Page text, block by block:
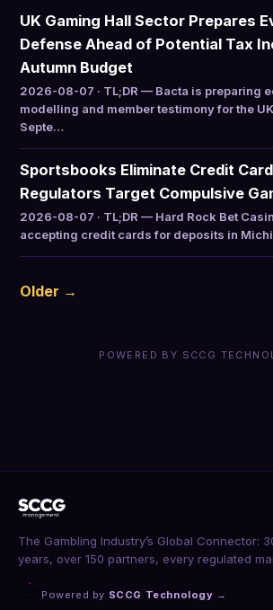
UK Gaming Hall Sector Prepares
Defense Ahead of Potential Tax
Autumn Budget
2026-08-07 · TL;DR — Bacta is preparing
modelling and member testimony for the
Septe…
Sportsbooks Eliminate Credit
Regulators Target Compulsive
2026-08-07 · TL;DR — Hard Rock Bet
accepting credit cards for deposits in
Older →
POWERED BY SCCG
The Gambling Industry’s Global Connector:
years, over 150 partners, every regulated
Powered by SCCG Technology →